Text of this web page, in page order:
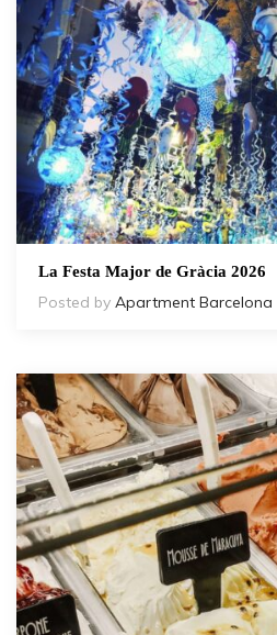
La Festa Major de Gràcia 2026
Posted by Apartment Barcelona